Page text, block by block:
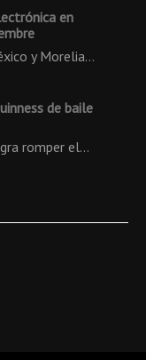
en
y Morelia…
de baile
romper el…